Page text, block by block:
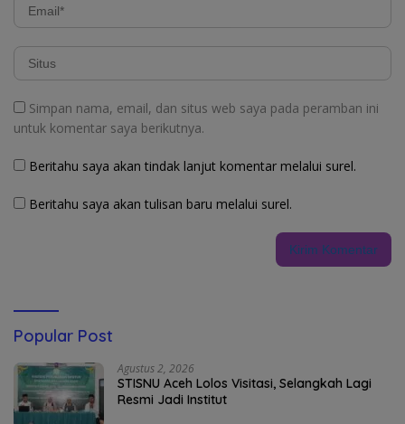
Simpan nama, email, dan situs web saya pada peramban ini
untuk komentar saya berikutnya.
Beritahu saya akan tindak lanjut komentar melalui surel.
Beritahu saya akan tulisan baru melalui surel.
Popular Post
Agustus 2, 2026
STISNU Aceh Lolos Visitasi, Selangkah Lagi
Resmi Jadi Institut